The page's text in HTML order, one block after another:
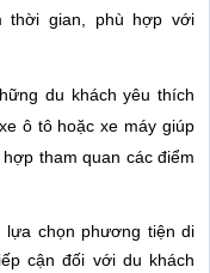
thời gian, phù hợp với
du khách yêu thích
ô tô hoặc xe máy giúp
tham quan các điểm
chọn phương tiện di
cận đối với du khách